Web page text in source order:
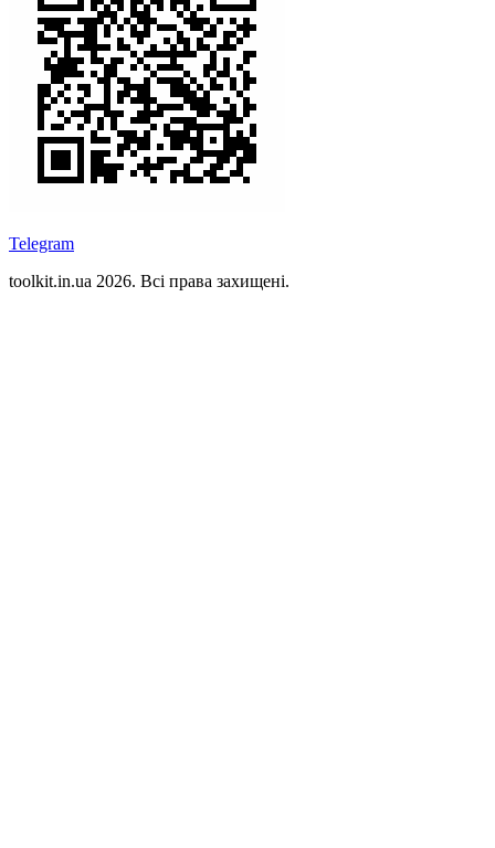
Telegram
toolkit.in.ua 2026. Всі права захищені.